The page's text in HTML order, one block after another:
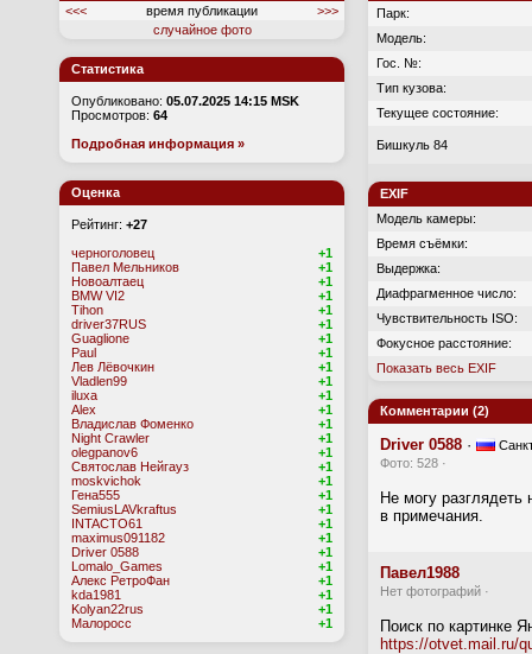
<<<
время публикации
>>>
случайное фото
Статистика
Опубликовано: 05.07.2025 14:15 MSK
Просмотров: 64
Подробная информация »
Оценка
Рейтинг: +27
черноголовец
+1
Павел Мельников
+1
Новоалтаец
+1
BMW VI2
+1
Tihon
+1
driver37RUS
+1
Guaglione
+1
Paul
+1
Лев Лёвочкин
+1
Vladlen99
+1
iluxa
+1
Alex
+1
Владислав Фоменко
+1
Night Crawler
+1
olegpanov6
+1
Святослав Нейгауз
+1
moskvichok
+1
Гена555
+1
SemiusLAVkraftus
+1
INTACTO61
+1
maximus091182
+1
Driver 0588
+1
Lomalo_Games
+1
Алекс РетроФан
+1
kda1981
+1
Kolyan22rus
+1
Малоросс
+1
Парк:
Модель:
Гос. №:
Тип кузова:
Текущее состояние:
Бишкуль 84
EXIF
Модель камеры:
Время съёмки:
Выдержка:
Диафрагменное число:
Чувствительность ISO:
Фокусное расстояние:
Показать весь EXIF
Комментарии (2)
Driver 0588 ·
Фото: 528 ·
Не могу
в примечания.
Павел1988
Нет фотографий ·
Поиск по картинке
https://otvet.mail.ru/